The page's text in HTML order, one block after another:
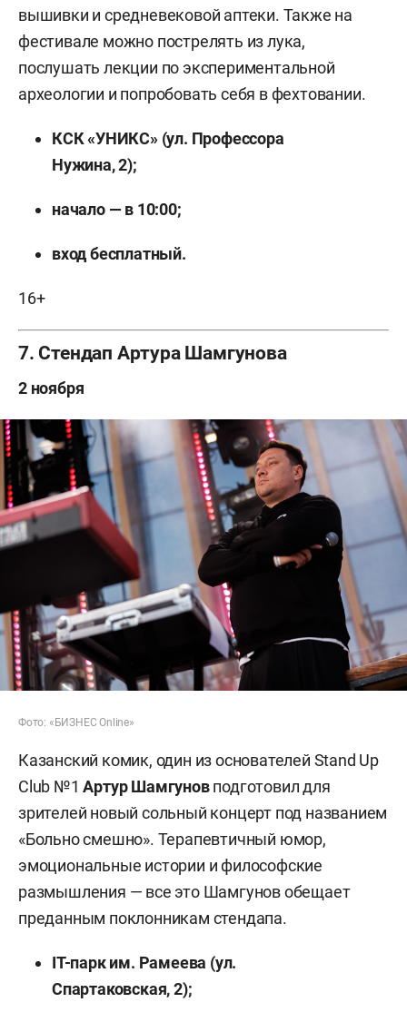
вышивки и средневековой аптеки. Также на
фестивале можно пострелять из лука,
послушать лекции по экспериментальной
археологии и попробовать себя в фехтовании.
КСК «УНИКС» (ул. Профессора
Нужина, 2);
начало — в 10:00;
вход бесплатный.
16+
7. Стендап Артура Шамгунова
2 ноября
Фото: «БИЗНЕС Online»
Казанский комик, один из основателей Stand Up
Club №1Артур Шамгуновподготовил для
зрителей новый сольный концерт под названием
«Больно смешно». Терапевтичный юмор,
эмоциональные истории и философские
размышления — все это Шамгунов обещает
преданным поклонникам стендапа.
IT-парк им. Рамеева (ул.
Спартаковская, 2);